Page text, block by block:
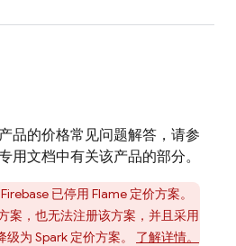
品的价格常见问题解答，请参
用文档中有关该产品的部分。
已停用 Flame 定价方案。
案，也无法注册该方案，并且采用
为 Spark 定价方案。 了解详情。